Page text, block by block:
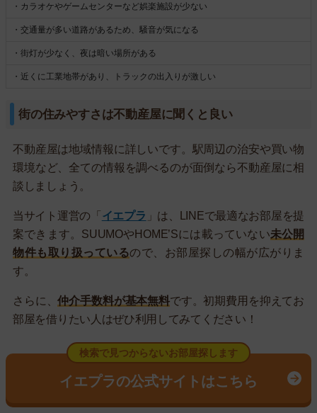
・カラオケやゲームセンターなど娯楽施設が少ない
・交通量が多い道路があるため、騒音が気になる
・街灯が少なく、夜は暗い場所がある
・近くに工業地帯があり、トラックの出入りが激しい
街の住みやすさは不動産屋に聞くと良い
不動産屋は地域情報に詳しいです。駅周辺の治安や買い物
環境など、全ての情報を調べるのが面倒なら不動産屋に相
談しましょう。
当サイト運営の「 イエプラ 」は、LINEで最適なお部屋を提
案できます。SUUMOやHOME’Sには載っていない未公開
物件も取り扱っているので、お部屋探しの幅が広がりま
す。
さらに、仲介手数料が基本無料です。初期費用を抑えてお
部屋を借りたい人はぜひ利用してみてください！
検索で見つからないお部屋探します
イエプラの公式サイトはこちら